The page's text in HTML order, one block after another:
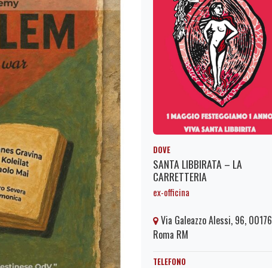
DOVE
SANTA LIBBIRATA – LA
CARRETTERIA
ex-officina
Via Galeazzo Alessi, 96, 00176
Roma RM
TELEFONO